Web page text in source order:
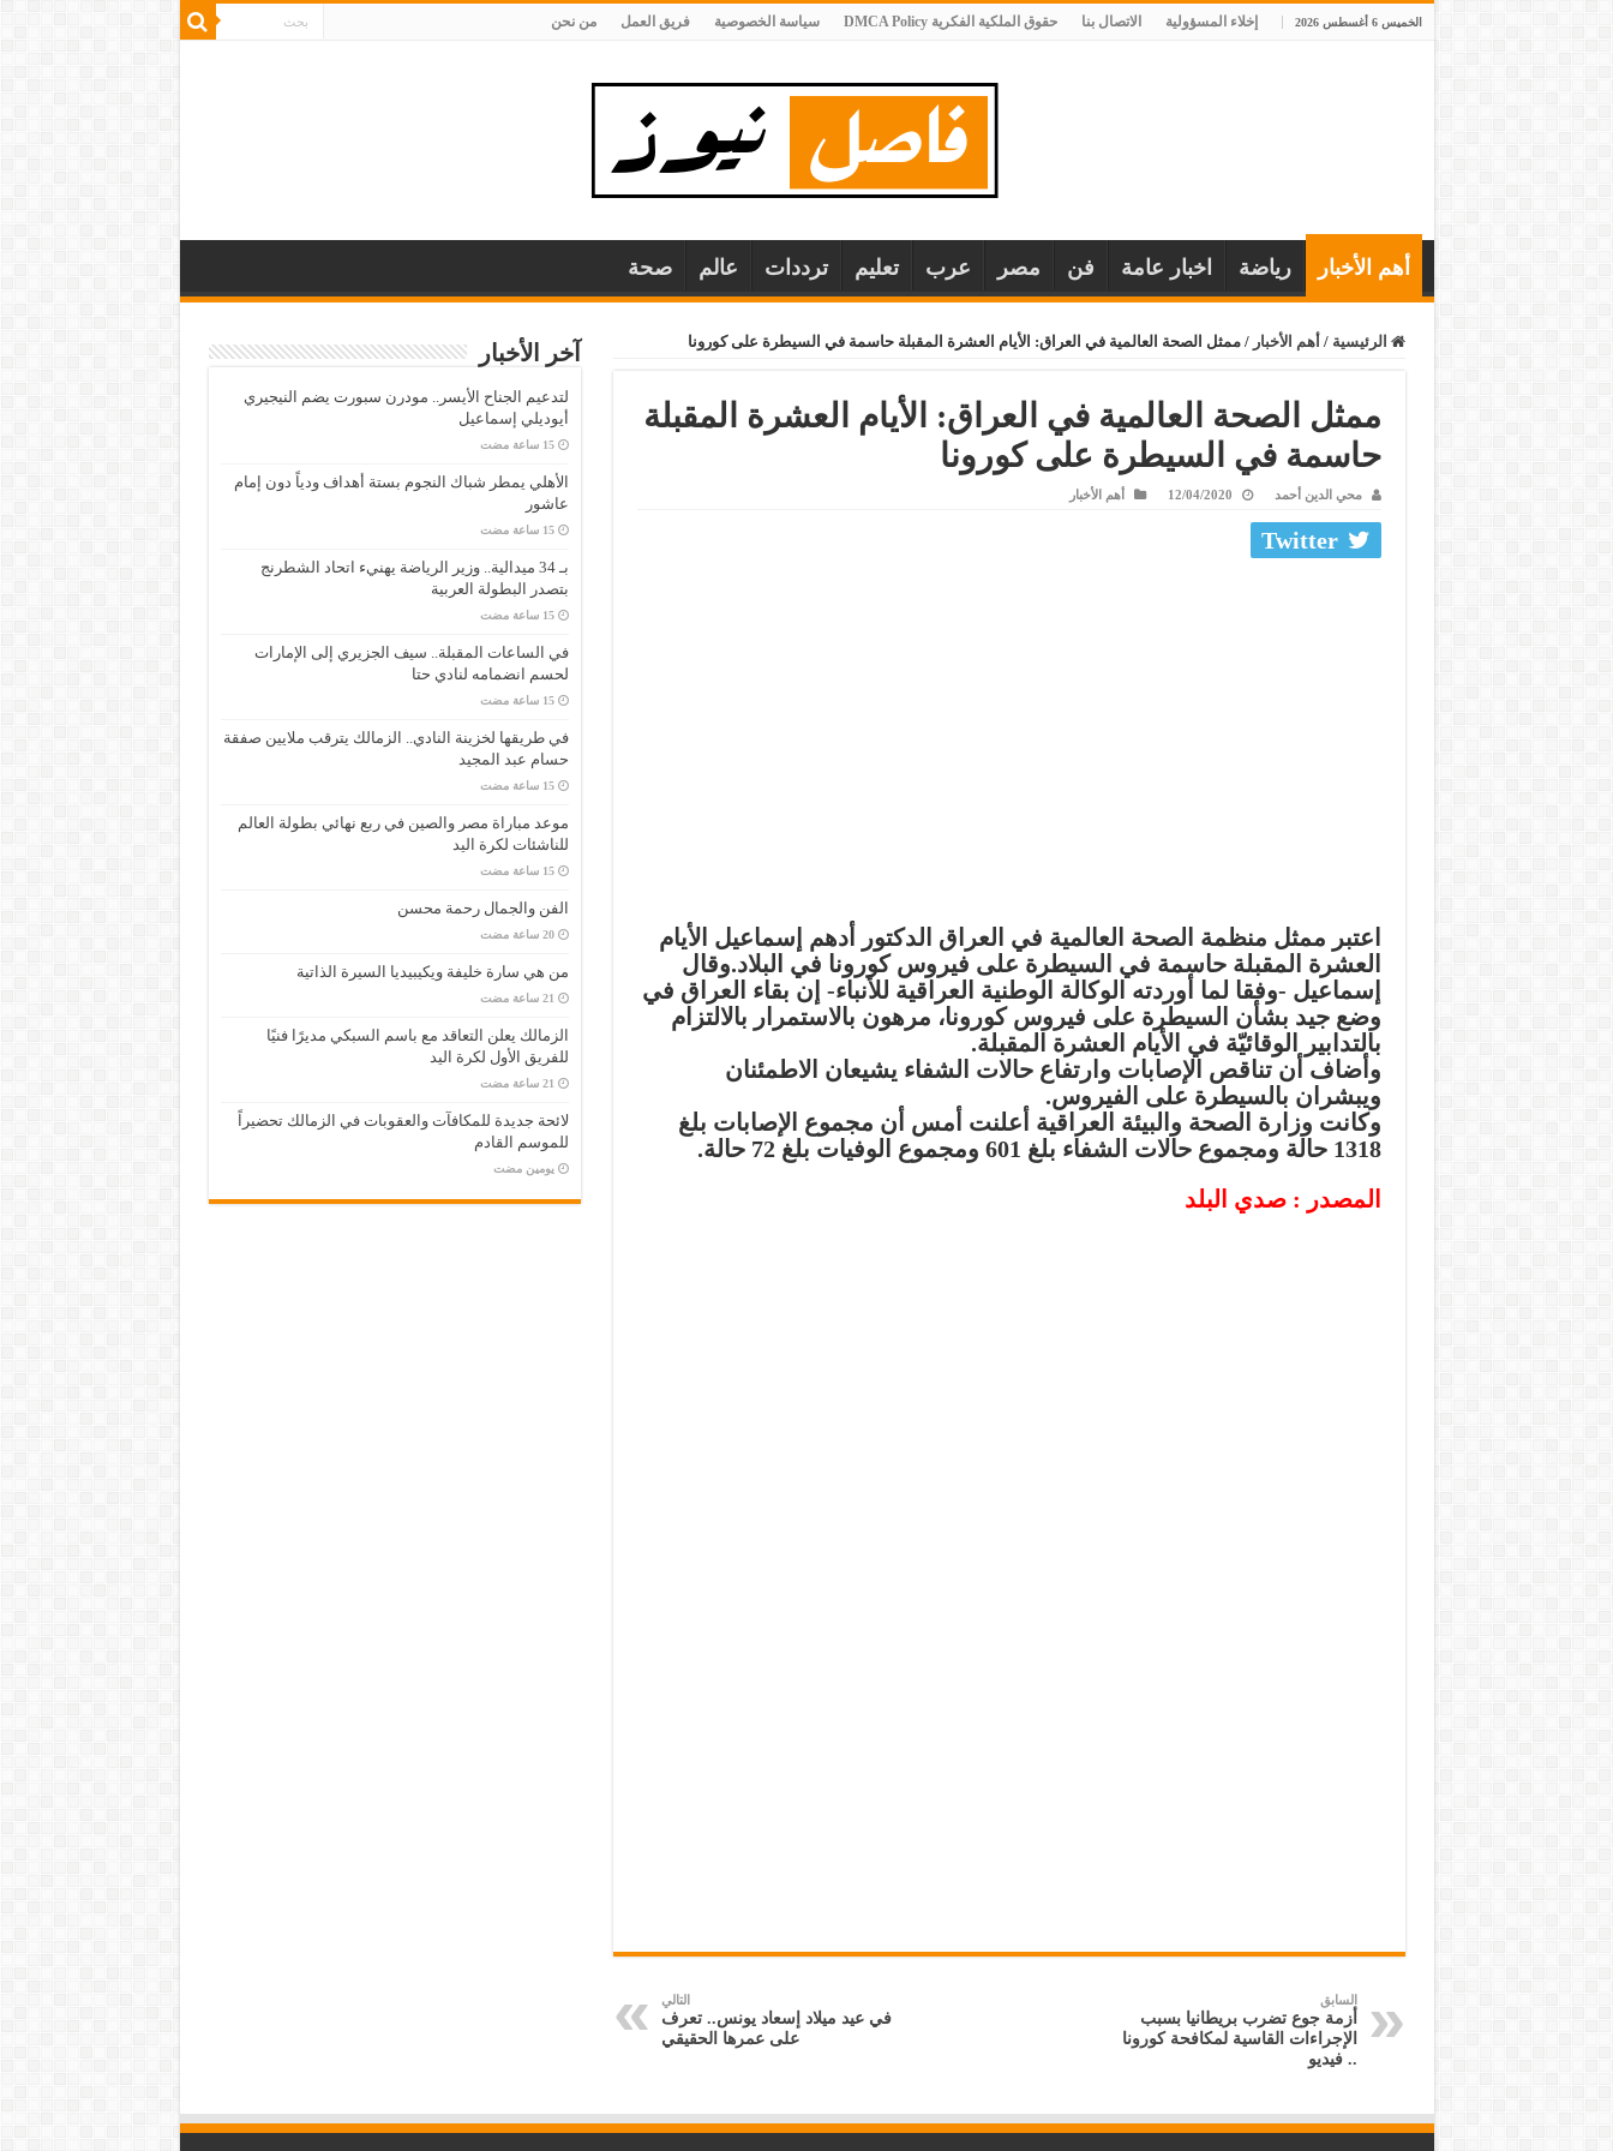
الخميس 6 أغسطس 2026 إخلاء المسؤولية الاتصال بنا حقوق الملكية الفكرية DMCA Policy سياسة الخصوصية فريق العمل من نحن
أهم الأخبار رياضة اخبار عامة فن مصر عرب تعليم ترددات عالم صحة
الرئيسية / أهم الأخبار / ممثل الصحة العالمية في العراق: الأيام العشرة المقبلة حاسمة في السيطرة على كورونا
ممثل الصحة العالمية في العراق: الأيام العشرة المقبلة
حاسمة في السيطرة على كورونا
محي الدين أحمد 12/04/2020 أهم الأخبار
Twitter
اعتبر ممثل منظمة الصحة العالمية في العراق الدكتور أدهم إسماعيل الأيام
العشرة المقبلة حاسمة في السيطرة على فيروس كورونا في البلاد.وقال
إسماعيل -وفقا لما أوردته الوكالة الوطنية العراقية للأنباء- إن بقاء العراق في
وضع جيد بشأن السيطرة على فيروس كورونا، مرهون بالاستمرار بالالتزام
بالتدابير الوقائيّة في الأيام العشرة المقبلة.
وأضاف أن تناقص الإصابات وارتفاع حالات الشفاء يشيعان الاطمئنان
ويبشران بالسيطرة على الفيروس.
وكانت وزارة الصحة والبيئة العراقية أعلنت أمس أن مجموع الإصابات بلغ
1318 حالة ومجموع حالات الشفاء بلغ 601 ومجموع الوفيات بلغ 72 حالة.
المصدر : صدي البلد
السابق
أزمة جوع تضرب بريطانيا بسبب
الإجراءات القاسية لمكافحة كورونا
.. فيديو
التالي
في عيد ميلاد إسعاد يونس.. تعرف
على عمرها الحقيقي
آخر الأخبار
لتدعيم الجناح الأيسر.. مودرن سبورت يضم النيجيري
أيوديلي إسماعيل
‏15 ساعة مضت
الأهلي يمطر شباك النجوم بستة أهداف ودياً دون إمام
عاشور
‏15 ساعة مضت
بـ 34 ميدالية.. وزير الرياضة يهنيء اتحاد الشطرنج
بتصدر البطولة العربية
‏15 ساعة مضت
في الساعات المقبلة.. سيف الجزيري إلى الإمارات
لحسم انضمامه لنادي حتا
‏15 ساعة مضت
في طريقها لخزينة النادي.. الزمالك يترقب ملايين صفقة
حسام عبد المجيد
‏15 ساعة مضت
موعد مباراة مصر والصين في ربع نهائي بطولة العالم
للناشئات لكرة اليد
‏15 ساعة مضت
الفن والجمال رحمة محسن
‏20 ساعة مضت
من هي سارة خليفة ويكيبيديا السيرة الذاتية
الزمالك يعلن التعاقد مع باسم السبكي مديرًا فنيًا
للفريق الأول لكرة اليد
لائحة جديدة للمكافآت والعقوبات في الزمالك تحضيراً
للموسم القادم
‏يومين مضت